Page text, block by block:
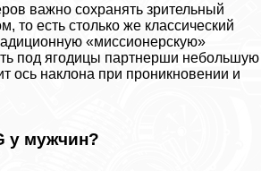
важно сохранять зрительный
то есть столько же классический
«миссионерскую»
под ягoдицы партнерши небольшую
ось наклона при проникновении и
у мужчин?